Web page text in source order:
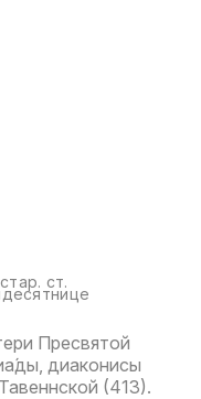
ст.
Пресвятой
диаконисы
(413).